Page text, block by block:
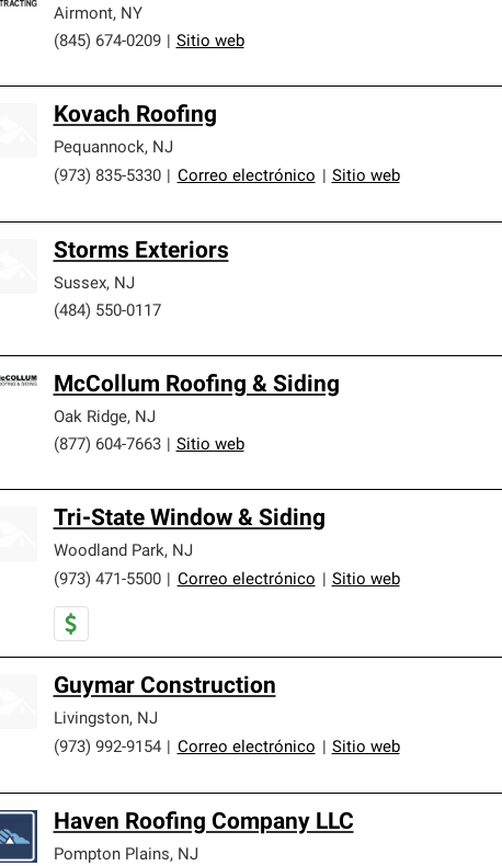
Airmont, NY
(845) 674-0209
Sitio web
Kovach Roofing
Pequannock, NJ
(973) 835-5330
Correo electrónico Sitio web
Storms Exteriors
Sussex, NJ
(484) 550-0117
McCollum Roofing & Siding
Oak Ridge, NJ
(877) 604-7663
Sitio web
Tri-State Window & Siding
Woodland Park, NJ
(973) 471-5500
Correo electrónico Sitio web
Guymar Construction
Livingston, NJ
(973) 992-9154
Correo electrónico Sitio web
Haven Roofing Company LLC
Pompton Plains, NJ